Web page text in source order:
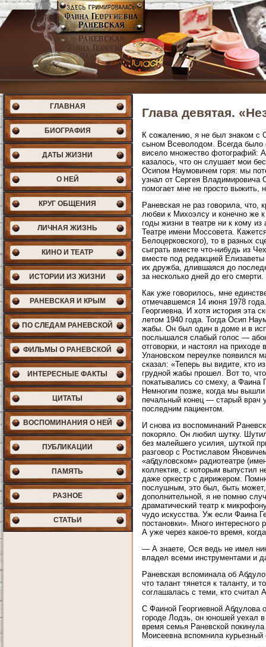
ГЛАВНАЯ
БИОГРАФИЯ
ДАТЫ ЖИЗНИ
О НЕЙ
КРУГ ОБЩЕНИЯ
ЛИЧНАЯ ЖИЗНЬ
КИНО И ТЕАТР
ИСТОРИИ ИЗ ЖИЗНИ
РАНЕВСКАЯ И КРЫМ
ПО СЛЕДАМ РАНЕВСКОЙ
ФИЛЬМЫ О РАНЕВСКОЙ
ИНТЕРЕСНЫЕ ФАКТЫ
ЦИТАТЫ
ВОСПОМИНАНИЯ О НЕЙ
ПУБЛИКАЦИИ
ПАМЯТЬ
РАЗНОЕ
СТАТЬИ
Глава девятая.
К сожалению, я не был знаком с
сыном Всеволодом. Всегда было
висело множество фотографий:
казалось, что он слушает мои
Осипом Наумовичем горя: мы
узнал от Сергея Владимировича
помогает мне не просто выжить,
Раневская не раз говорила,
любви к Михоэлсу и конечно же
годы жизни в театре ни к кому
Театре имени Моссовета.
Белоцерковского), то в разных
сыграть вместе что-нибудь из
вместе под редакцией
их дружба, длившаяся до
за несколько дней до его смерти.
Как уже говорилось, мне
отмечавшемся 14 июня 1978
Георгиевна. И хотя история эта
летом 1940 года. Тогда Осип
жабы. Он был один в доме и в
послышался слабый голос —
отговорки, и настоял на
Улановском переулке появился
сказал: «Теперь вы видите, кто
грудной жабы прошел. Вот то,
покатывались со смеху, а Фаина
Немногим позже, когда мы вышли
печальный конец — старый врач
последним пациентом.
И снова из воспоминаний
покоряло. Он любил шутку.
без малейшего усилия, шуткой
разговор с Ростиславом
«абдуловском» радиотеатре
коллектив, с которым выпустил
даже оркестр с дирижером.
послушным, это был, быть
дополнительной, я не помню
драматический театр к
чудо искусства. Уж если Фаина
постановки». Много
А уже через какое-то время,
— А знаете, Ося ведь не имел
владел всеми инструментами и
Раневская вспоминала об
что талант тянется к таланту, и
соглашалась с теми, кто считал
С Фаиной Георгиевной Абдулова
городе Лодзь, он юношей уехал
время семья Раневской
Моисеевна вспомнила